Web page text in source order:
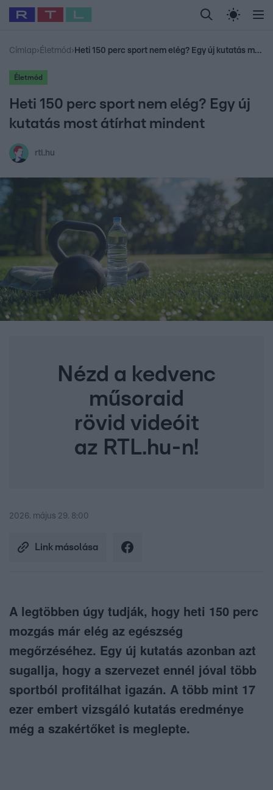
Legfrissebb RTL Híradó Randi Celeb vagyok,
Babits Marcella Most Wanted Gallusz
Címlap› Életmód › Heti 150 perc sport nem elég? Egy új kutatás most átírhat mindent
Életmód
Heti 150 perc sport nem elég? Egy új
kutatás most átírhat mindent
rtl.hu
Nézd a kedvenc
műsoraid
rövid videóit
az RTL.hu-n!
2026. május 29. 8:00
Link másolása
A legtöbben úgy tudják, hogy heti 150 perc
mozgás már elég az egészség
megőrzéséhez. Egy új kutatás azonban azt
sugallja, hogy a szervezet ennél jóval több
sportból profitálhat igazán. A több mint 17
ezer embert vizsgáló kutatás eredménye
még a szakértőket is meglepte.